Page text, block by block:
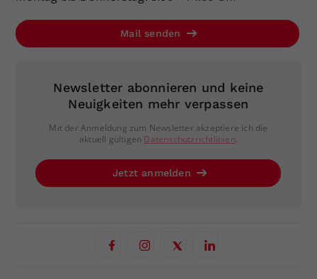
Mail senden
Newsletter abonnieren und keine
Neuigkeiten mehr verpassen
Mit der Anmeldung zum Newsletter akzeptiere ich die
aktuell gültigen Datenschutzrichtlinien.
Jetzt anmelden